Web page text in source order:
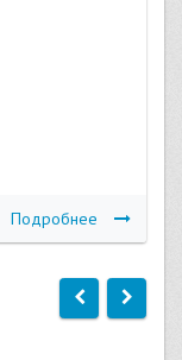
Подробнее